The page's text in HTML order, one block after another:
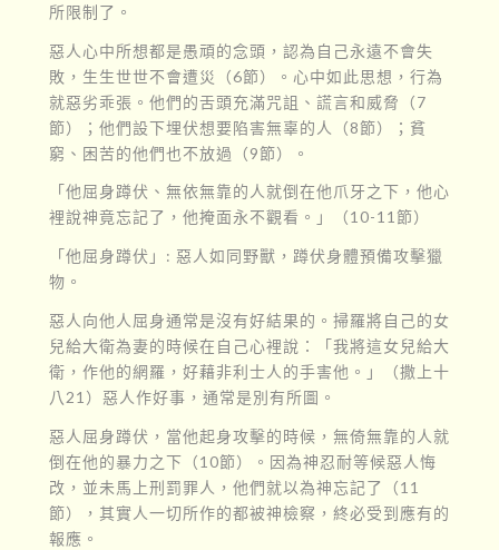
所限制了。
惡人心中所想都是愚頑的念頭，認為自己永遠不會失
敗，生生世世不會遭災（6節）。心中如此思想，行為
就惡劣乖張。他們的舌頭充滿咒詛、謊言和威脅（7
節）；他們設下埋伏想要陷害無辜的人（8節）；貧
窮、困苦的他們也不放過（9節）。
「他屈身蹲伏、無依無靠的人就倒在他爪牙之下，他心
裡說神竟忘記了，他掩面永不觀看。」（10-11節）
「他屈身蹲伏」: 惡人如同野獸，蹲伏身體預備攻擊獵
物。
惡人向他人屈身通常是沒有好結果的。掃羅將自己的女
兒給大衛為妻的時候在自己心裡說：「我將這女兒給大
衛，作他的網羅，好藉非利士人的手害他。」（撒上十
八21）惡人作好事，通常是別有所圖。
惡人屈身蹲伏，當他起身攻擊的時候，無倚無靠的人就
倒在他的暴力之下（10節）。因為神忍耐等候惡人悔
改，並未馬上刑罰罪人，他們就以為神忘記了（11
節），其實人一切所作的都被神檢察，終必受到應有的
報應。